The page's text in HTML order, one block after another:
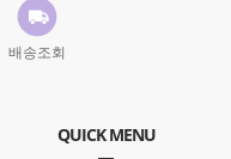
배송조회
QUICK MENU